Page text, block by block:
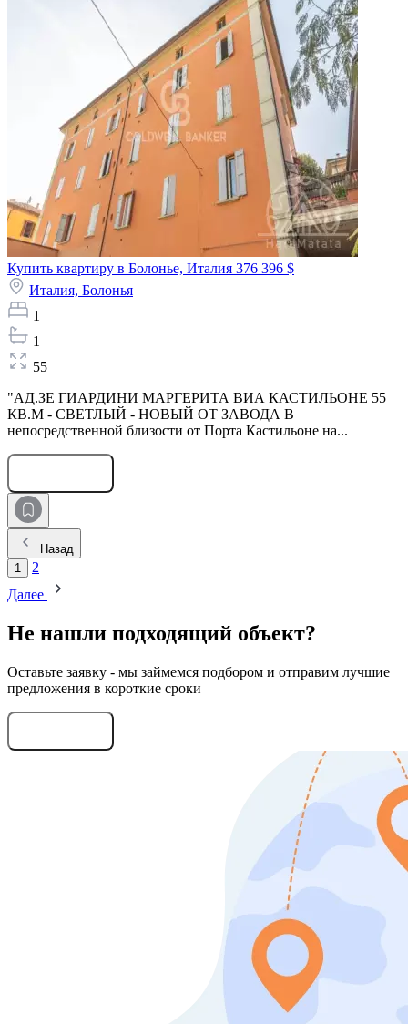
Купить квартиру в Болонье, Италия 376 396 $
Италия, Болонья
1
1
55
"АД.ЗЕ ГИАРДИНИ МАРГЕРИТА ВИА КАСТИЛЬОНЕ 55
КВ.M - СВЕТЛЫЙ - НОВЫЙ ОТ ЗАВОДА В
непосредственной близости от Порта Кастильоне на...
Назад
1
2
Далее
Не нашли подходящий объект?
Оставьте заявку - мы займемся подбором и отправим лучшие
предложения в короткие сроки